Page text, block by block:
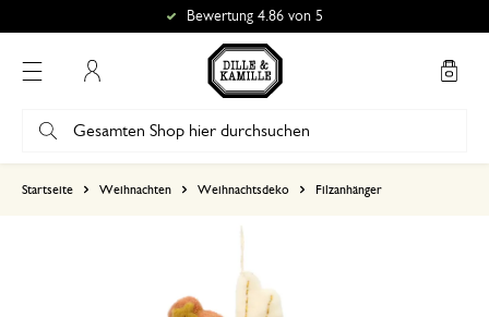
Bewertung 4.86 von 5
Startseite Weihnachten Weihnachtsdeko Filzanhänger